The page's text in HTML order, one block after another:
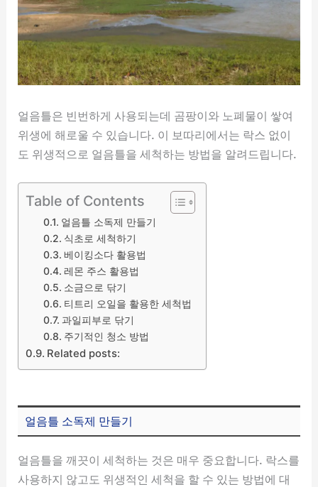
얼음틀은 빈번하게 사용되는데 곰팡이와 노폐물이 쌓여
위생에 해로울 수 있습니다. 이 보따리에서는 락스 없이
도 위생적으로 얼음틀을 세척하는 방법을 알려드립니다.
Table of Contents
얼음틀 소독제 만들기
식초로 세척하기
베이킹소다 활용법
레몬 주스 활용법
소금으로 닦기
티트리 오일을 활용한 세척법
과일피부로 닦기
주기적인 청소 방법
Related posts:
얼음틀 소독제 만들기
얼음틀을 깨끗이 세척하는 것은 매우 중요합니다. 락스를
사용하지 않고도 위생적인 세척을 할 수 있는 방법에 대